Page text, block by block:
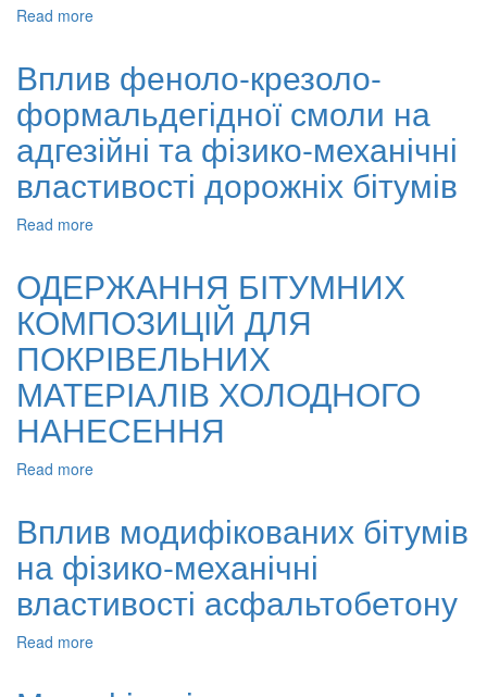
Read more
моделі
встановлення
оптимальних
умов
процесу
формальдегідної
смоли
Вплив феноло-крезоло-
формальдегідної смоли на
адгезійні та фізико-механічні
властивості дорожніх бітумів
Read more
крезоло-
формальдегідної
смоли
на
адгезійні
та
фізико-
механічні
ОДЕРЖАННЯ БІТУМНИХ
КОМПОЗИЦІЙ ДЛЯ
ПОКРІВЕЛЬНИХ
МАТЕРІАЛІВ ХОЛОДНОГО
НАНЕСЕННЯ
Read more
КОМПОЗИЦІЙ
ДЛЯ
ПОКРІВЕЛЬНИХ
МАТЕРІАЛІВ
ХОЛОДНОГО
Вплив модифікованих бітумів
на фізико-механічні
властивості асфальтобетону
Read more